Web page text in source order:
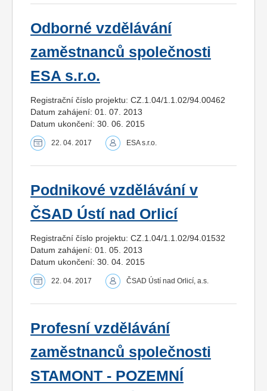
Odborné vzdělávání
zaměstnanců společnosti
ESA s.r.o.
Registrační číslo projektu: CZ.1.04/1.1.02/94.00462
Datum zahájení: 01. 07. 2013
Datum ukončení: 30. 06. 2015
22. 04. 2017 ESA s.r.o.
Podnikové vzdělávání v
ČSAD Ústí nad Orlicí
Registrační číslo projektu: CZ.1.04/1.1.02/94.01532
Datum zahájení: 01. 05. 2013
Datum ukončení: 30. 04. 2015
22. 04. 2017 ČSAD Ústí nad Orlicí, a.s.
Profesní vzdělávání
zaměstnanců společnosti
STAMONT - POZEMNÍ